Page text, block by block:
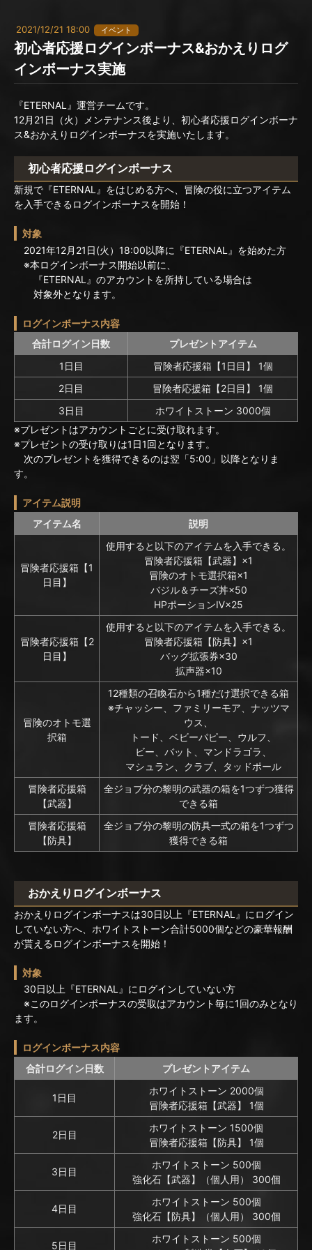
2021/12/21 18:00 イベント
初心者応援ログインボーナス&おかえりログ
インボーナス実施
『ETERNAL』運営チームです。
12月21日（火）メンテナンス後より、初心者応援ログインボーナ
ス&おかえりログインボーナスを実施いたします。
初心者応援ログインボーナス
新規で『ETERNAL』をはじめる方へ、冒険の役に立つアイテム
を入手できるログインボーナスを開始！
対象
2021年12月21日(火）18:00以降に『ETERNAL』を始めた方
※本ログインボーナス開始以前に、
『ETERNAL』のアカウントを所持している場合は
対象外となります。
ログインボーナス内容
合計ログイン日数
プレゼントアイテム
1日目
冒険者応援箱【1日目】 1個
2日目
冒険者応援箱【2日目】 1個
3日目
ホワイトストーン 3000個
※プレゼントはアカウントごとに受け取れます。
※プレゼントの受け取りは1日1回となります。
次のプレゼントを獲得できるのは翌「5:00」以降となりま
す。
アイテム説明
アイテム名
説明
冒険者応援箱【1
日目】
使用すると以下のアイテムを入手できる。
冒険者応援箱【武器】×1
冒険のオトモ選択箱×1
バジル＆チーズ丼×50
HPポーションⅣ×25
冒険者応援箱【2
日目】
使用すると以下のアイテムを入手できる。
冒険者応援箱【防具】×1
バッグ拡張券×30
拡声器×10
冒険のオトモ選
択箱
12種類の召喚石から1種だけ選択できる箱
※チャッシー、ファミリーモア、ナッツマ
ウス、
トード、ベビーパピー、ウルフ、
ビー、バット、マンドラゴラ、
マシュラン、クラブ、タッドポール
冒険者応援箱
【武器】
全ジョブ分の黎明の武器の箱を1つずつ獲得
できる箱
冒険者応援箱
【防具】
全ジョブ分の黎明の防具一式の箱を1つずつ
獲得できる箱
おかえりログインボーナス
おかえりログインボーナスは30日以上『ETERNAL』にログイン
していない方へ、ホワイトストーン合計5000個などの豪華報酬
が貰えるログインボーナスを開始！
対象
30日以上『ETERNAL』にログインしていない方
※このログインボーナスの受取はアカウント毎に1回のみとなり
ます。
ログインボーナス内容
合計ログイン日数
プレゼントアイテム
1日目
ホワイトストーン 2000個
冒険者応援箱【武器】 1個
2日目
ホワイトストーン 1500個
冒険者応援箱【防具】 1個
3日目
ホワイトストーン 500個
強化石【武器】（個人用） 300個
4日目
ホワイトストーン 500個
強化石【防具】（個人用） 300個
5日目
ホワイトストーン 500個